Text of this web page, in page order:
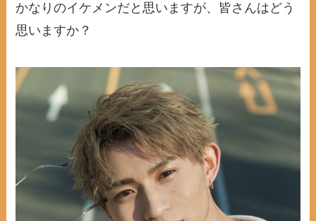
かなりのイケメンだと思いますが、皆さんはどう
思いますか？